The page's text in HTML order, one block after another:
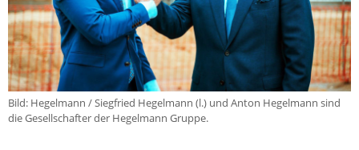
Bild: Hegelmann / Siegfried Hegelmann (l.) und Anton Hegelmann sind
die Gesellschafter der Hegelmann Gruppe.